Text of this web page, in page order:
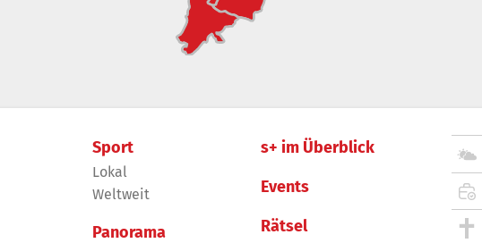
Sport
Lokal
Weltweit
Panorama
s+ im Überblick
Events
Rätsel